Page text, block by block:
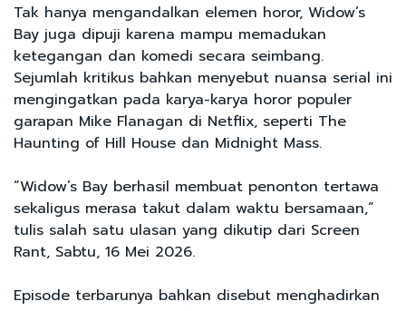
Tak hanya mengandalkan elemen horor, Widow’s
Bay juga dipuji karena mampu memadukan
ketegangan dan komedi secara seimbang.
Sejumlah kritikus bahkan menyebut nuansa serial ini
mengingatkan pada karya-karya horor populer
garapan Mike Flanagan di Netflix, seperti The
Haunting of Hill House dan Midnight Mass.
“Widow’s Bay berhasil membuat penonton tertawa
sekaligus merasa takut dalam waktu bersamaan,”
tulis salah satu ulasan yang dikutip dari Screen
Rant, Sabtu, 16 Mei 2026.
Episode terbarunya bahkan disebut menghadirkan